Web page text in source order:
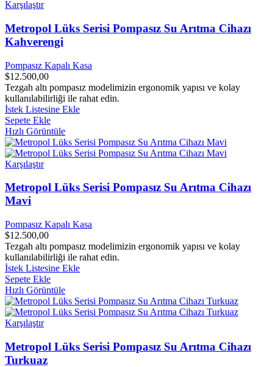
Karşılaştır
Metropol Lüks Serisi Pompasız Su Arıtma Cihazı
Kahverengi
Pompasız Kapalı Kasa
$12.500,00
Tezgah altı pompasız modelimizin ergonomik yapısı ve kolay
kullanılabilirliği ile rahat edin.
İstek Listesine Ekle
Sepete Ekle
Hızlı Görüntüle
Karşılaştır
Metropol Lüks Serisi Pompasız Su Arıtma Cihazı
Mavi
Pompasız Kapalı Kasa
$12.500,00
Tezgah altı pompasız modelimizin ergonomik yapısı ve kolay
kullanılabilirliği ile rahat edin.
İstek Listesine Ekle
Sepete Ekle
Hızlı Görüntüle
Karşılaştır
Metropol Lüks Serisi Pompasız Su Arıtma Cihazı
Turkuaz